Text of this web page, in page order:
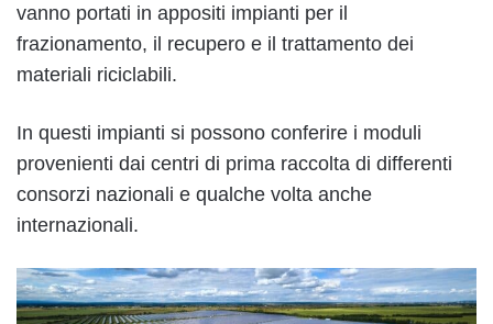
vanno portati in appositi impianti per il
frazionamento, il recupero e il trattamento dei
materiali riciclabili.
In questi impianti si possono conferire i moduli
provenienti dai centri di prima raccolta di differenti
consorzi nazionali e qualche volta anche
internazionali.